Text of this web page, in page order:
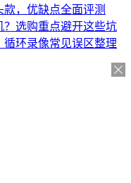
，优缺点全面评测
？选购重点避开这些坑
环录像常见误区整理